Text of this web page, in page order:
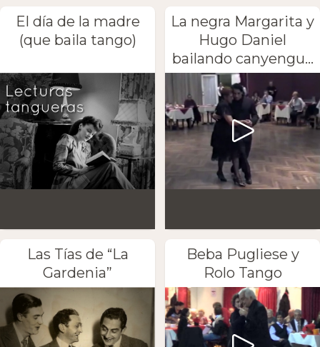
El día de la madre
(que baila tango)
La negra Margarita y
Hugo Daniel
bailando canyengu...
Las Tías de “La
Gardenia”
Beba Pugliese y
Rolo Tango